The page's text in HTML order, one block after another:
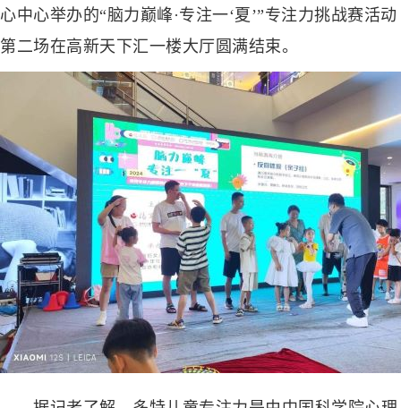
心中心举办的“脑力巅峰·专注一‘夏’”专注力挑战赛活动
第二场在高新天下汇一楼大厅圆满结束。